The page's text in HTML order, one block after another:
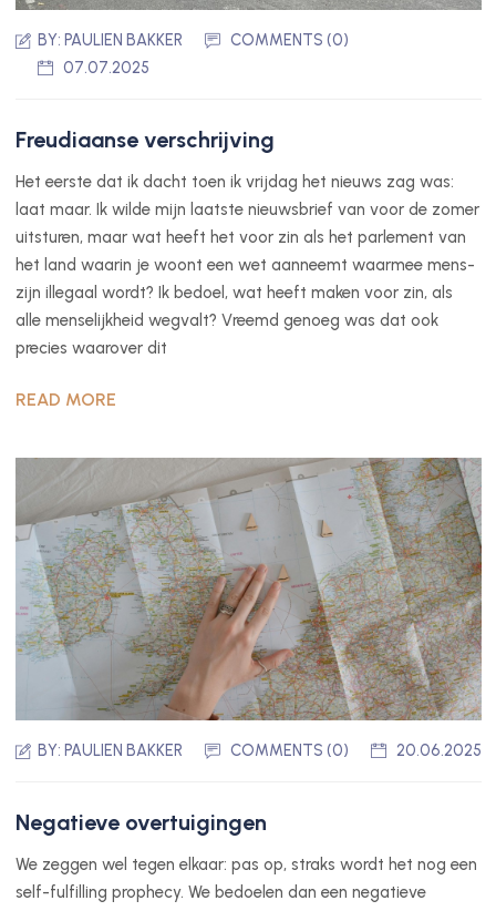
BY: PAULIEN BAKKER
COMMENTS (0)
07.07.2025
Freudiaanse verschrijving
Het eerste dat ik dacht toen ik vrijdag het nieuws zag was:
laat maar. Ik wilde mijn laatste nieuwsbrief van voor de zomer
uitsturen, maar wat heeft het voor zin als het parlement van
het land waarin je woont een wet aanneemt waarmee mens-
zijn illegaal wordt? Ik bedoel, wat heeft maken voor zin, als
alle menselijkheid wegvalt? Vreemd genoeg was dat ook
precies waarover dit
READ MORE
BY: PAULIEN BAKKER COMMENTS (0) 20.06.2025
Negatieve overtuigingen
We zeggen wel tegen elkaar: pas op, straks wordt het nog een
self-fulfilling prophecy. We bedoelen dan een negatieve